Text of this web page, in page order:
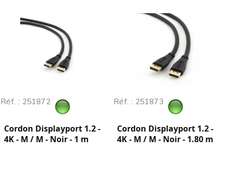
Réf. : 251872
Cordon Displayport 1.2 -
4K - M / M - Noir - 1 m
Réf. : 251873
Cordon Displayport 1.2 -
4K - M / M - Noir - 1.80 m